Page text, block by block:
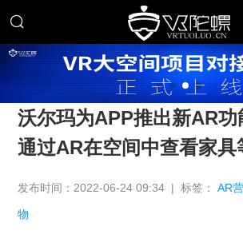
沃尔玛为APP推出新AR功
通过AR在空间中查看家具
发布时间：2022-06-24 09:34 | 标签：AR
物